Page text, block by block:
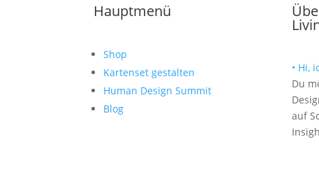
Hauptmenü
Shop
Kartenset gestalten
Human Design Summit
Blog
• Hi,
Du
auf